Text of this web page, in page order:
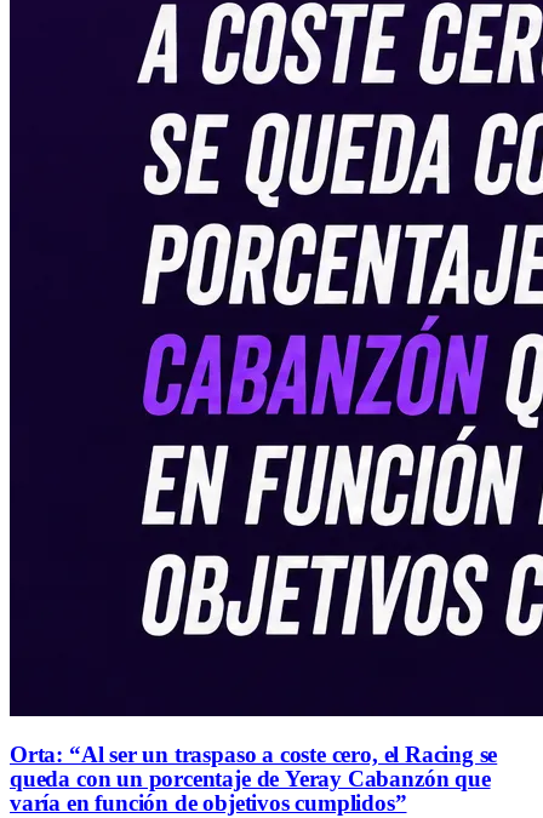
Orta: “Al ser un traspaso a coste cero, el Racing se
queda con un porcentaje de Yeray Cabanzón que
varía en función de objetivos cumplidos”